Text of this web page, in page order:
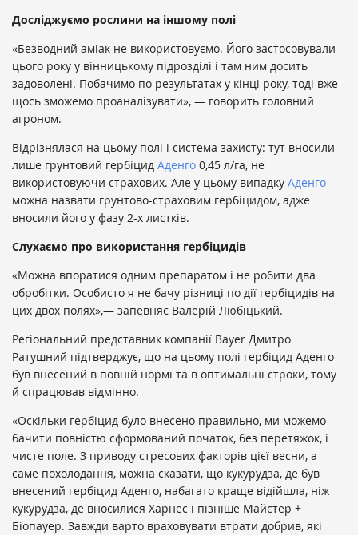
Досліджуємо рослини на іншому полі
«Безводний аміак не використовуємо. Його застосовували
цього року у вінницькому підрозділі і там ним досить
задоволені. Побачимо по результатах у кінці року, тоді вже
щось зможемо проаналізувати», — говорить головний
агроном.
Відрізнялася на цьому полі і система захисту: тут вносили
лише грунтовий гербіцид Аденго 0,45 л/га, не
використовуючи страхових. Але у цьому випадку Аденго
можна назвати грунтово-страховим гербіцидом, адже
вносили його у фазу 2-х листків.
Слухаємо про використання гербіцидів
«Можна впоратися одним препаратом і не робити два
обробітки. Особисто я не бачу різниці по дії гербіцидів на
цих двох полях»,— запевняє Валерій Любіцький.
Регіональний представник компанії Bayer Дмитро
Ратушний підтверджує, що на цьому полі гербіцид Аденго
був внесений в повній нормі та в оптимальні строки, тому
й спрацював відмінно.
«Оскільки гербіцид було внесено правильно, ми можемо
бачити повністю сформований початок, без перетяжок, і
чисте поле. З приводу стресових факторів цієї весни, а
саме похолодання, можна сказати, що кукурудза, де був
внесений гербіцид Аденго, набагато краще відійшла, ніж
кукурудза, де вносилися Харнес і пізніше Майстер +
Біопауер. Завжди варто враховувати втрати добрив, які